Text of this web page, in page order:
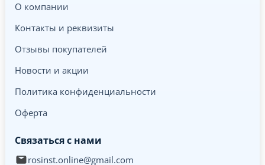
О компании
Контакты и реквизиты
Отзывы покупателей
Новости и акции
Политика конфиденциальности
Оферта
Связаться с нами
rosinst.online@gmail.com